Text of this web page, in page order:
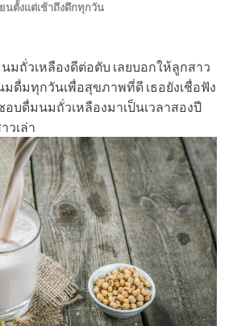
นตั้งแต่เช้าถึงดึกทุกวัน
มถั่วเหลืองดีต่อตับ เลยบอกให้ลูกสาว
ดื่มทุกวันเพื่อสุขภาพที่ดี เธอยังเชื่อฟัง
บดื่มนมถั่วเหลืองมาเป็นเวลาสองปี
วเล่า